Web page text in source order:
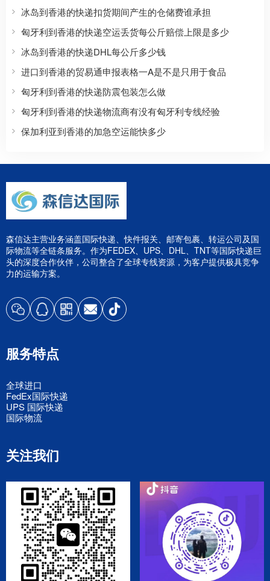
冰岛到香港的快递扣货期间产生的仓储费谁承担
匈牙利到香港的快递空运丢货每公斤赔偿上限是多少
冰岛到香港的快递DHL每公斤多少钱
进口到香港的贸易通申报表格一A是不是只用于食品
匈牙利到香港的快递防震包装怎么做
匈牙利到香港的快递物流商有没有匈牙利专线经验
保加利亚到香港的加急空运能快多少
森信达主营业务涵盖国际快递、快件报关、邮寄包裹、转运公司及国
际物流等全链条服务。作为FEDEX、UPS、DHL、TNT等国际快递巨
头的深度合作伙伴，公司整合了全球专线资源，为客户提供极具竞争
力的运输方案。
服务特点
全球进口
FedEx国际快递
UPS 国际快递
国际物流
关注我们